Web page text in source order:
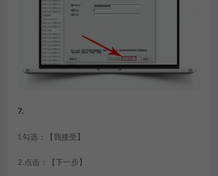
7.
1.勾选：【我接受】
2.点击：【下一步】